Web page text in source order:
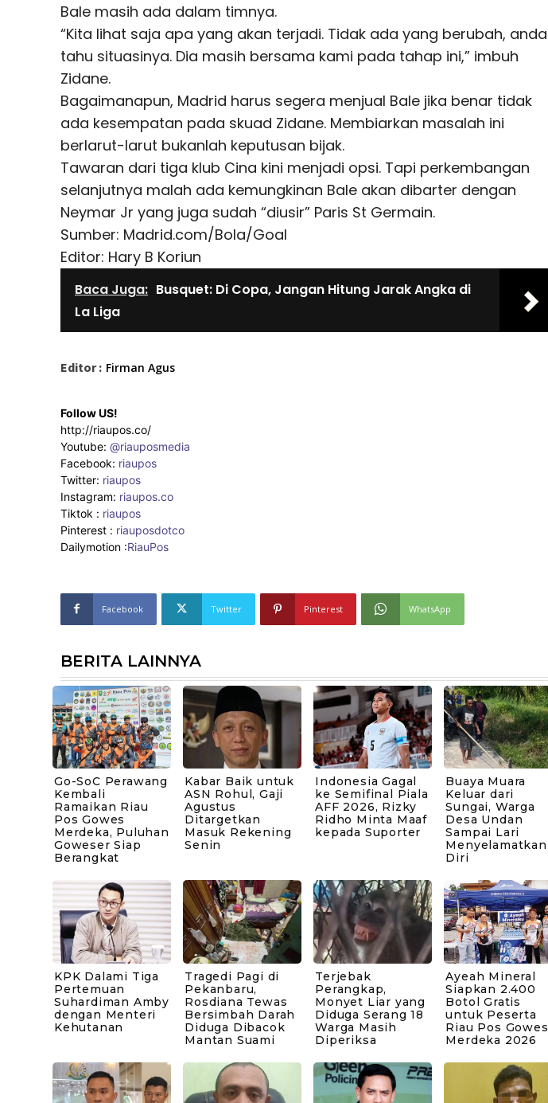
Bale masih ada dalam timnya.
“Kita lihat saja apa yang akan terjadi. Tidak ada yang berubah, anda
tahu situasinya. Dia masih bersama kami pada tahap ini,” imbuh
Zidane.
Bagaimanapun, Madrid harus segera menjual Bale jika benar tidak
ada kesempatan pada skuad Zidane. Membiarkan masalah ini
berlarut-larut bukanlah keputusan bijak.
Tawaran dari tiga klub Cina kini menjadi opsi. Tapi perkembangan
selanjutnya malah ada kemungkinan Bale akan dibarter dengan
Neymar Jr yang juga sudah “diusir” Paris St Germain.
Sumber: Madrid.com/Bola/Goal
Editor: Hary B Koriun
Baca Juga: Busquet: Di Copa, Jangan Hitung Jarak Angka di
La Liga
Editor : Firman Agus
Follow US!
http://riaupos.co/
Youtube: @riauposmedia
Facebook: riaupos
Twitter: riaupos
Instagram: riaupos.co
Tiktok : riaupos
Pinterest : riauposdotco
Dailymotion :RiauPos
Facebook Twitter Pinterest WhatsApp
BERITA LAINNYA
Go-SoC Perawang
Kembali
Ramaikan Riau
Pos Gowes
Merdeka, Puluhan
Goweser Siap
Berangkat
Kabar Baik untuk
ASN Rohul, Gaji
Agustus
Ditargetkan
Masuk Rekening
Senin
Indonesia Gagal
ke Semifinal Piala
AFF 2026, Rizky
Ridho Minta Maaf
kepada Suporter
Buaya Muara
Keluar dari
Sungai, Warga
Desa Undan
Sampai Lari
Menyelamatkan
Diri
KPK Dalami Tiga
Pertemuan
Suhardiman Amby
dengan Menteri
Kehutanan
Tragedi Pagi di
Pekanbaru,
Rosdiana Tewas
Bersimbah Darah
Diduga Dibacok
Mantan Suami
Terjebak
Perangkap,
Monyet Liar yang
Diduga Serang 18
Warga Masih
Diperiksa
Ayeah Mineral
Siapkan 2.400
Botol Gratis
untuk Peserta
Riau Pos Gowes
Merdeka 2026